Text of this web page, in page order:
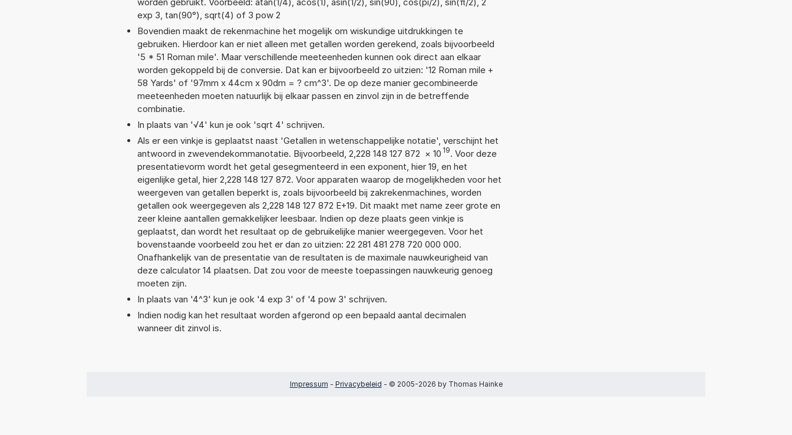
exp 3, tan(90°), sqrt(4) of 3 pow 2
Bovendien maakt de rekenmachine het mogelijk om wiskundige uitdrukkingen te
gebruiken. Hierdoor kan er niet alleen met getallen worden gerekend, zoals bijvoorbeeld
'5 * 51 Roman mile'. Maar verschillende meeteenheden kunnen ook direct aan elkaar
worden gekoppeld bij de conversie. Dat kan er bijvoorbeeld zo uitzien: '12 Roman mile +
58 Yards' of '97mm x 44cm x 90dm = ? cm^3'. De op deze manier gecombineerde
meeteenheden moeten natuurlijk bij elkaar passen en zinvol zijn in de betreffende
combinatie.
In plaats van '√4' kun je ook 'sqrt 4' schrijven.
Als er een vinkje is geplaatst naast 'Getallen in wetenschappelijke notatie', verschijnt het
antwoord in zwevendekommanotatie. Bijvoorbeeld, 2,228 148 127 872 × 10 19. Voor deze
presentatievorm wordt het getal gesegmenteerd in een exponent, hier 19, en het
eigenlijke getal, hier 2,228 148 127 872. Voor apparaten waarop de mogelijkheden voor het
weergeven van getallen beperkt is, zoals bijvoorbeeld bij zakrekenmachines, worden
getallen ook weergegeven als 2,228 148 127 872 E+19. Dit maakt met name zeer grote en
zeer kleine aantallen gemakkelijker leesbaar. Indien op deze plaats geen vinkje is
geplaatst, dan wordt het resultaat op de gebruikelijke manier weergegeven. Voor het
bovenstaande voorbeeld zou het er dan zo uitzien: 22 281 481 278 720 000 000.
Onafhankelijk van de presentatie van de resultaten is de maximale nauwkeurigheid van
deze calculator 14 plaatsen. Dat zou voor de meeste toepassingen nauwkeurig genoeg
moeten zijn.
In plaats van '4^3' kun je ook '4 exp 3' of '4 pow 3' schrijven.
Indien nodig kan het resultaat worden afgerond op een bepaald aantal decimalen
wanneer dit zinvol is.
Impressum - Privacybeleid - © 2005-2026 by Thomas Hainke